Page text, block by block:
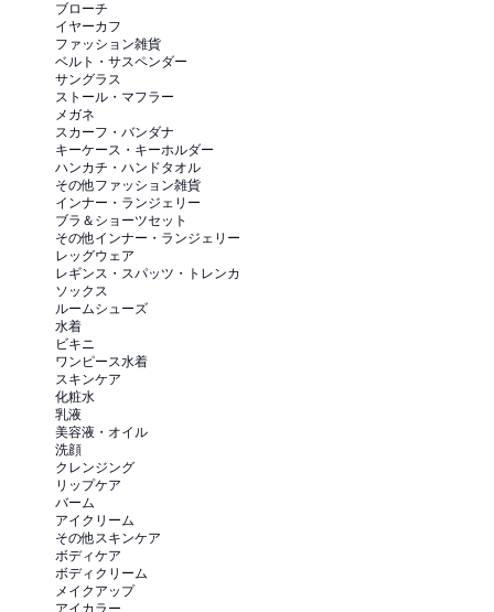
ブローチ
イヤーカフ
ファッション雑貨
ベルト・サスペンダー
サングラス
ストール・マフラー
メガネ
スカーフ・バンダナ
キーケース・キーホルダー
ハンカチ・ハンドタオル
その他ファッション雑貨
インナー・ランジェリー
ブラ＆ショーツセット
その他インナー・ランジェリー
レッグウェア
レギンス・スパッツ・トレンカ
ソックス
ルームシューズ
水着
ビキニ
ワンピース水着
スキンケア
化粧水
乳液
美容液・オイル
洗顔
クレンジング
リップケア
バーム
アイクリーム
その他スキンケア
ボディケア
ボディクリーム
メイクアップ
アイカラー